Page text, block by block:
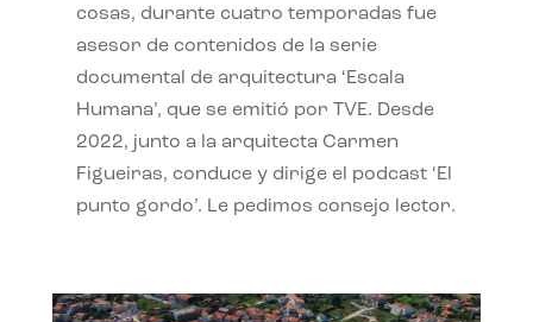
cosas, durante cuatro temporadas fue
asesor de contenidos de la serie
documental de arquitectura ‘Escala
Humana’, que se emitió por TVE. Desde
2022, junto a la arquitecta Carmen
Figueiras, conduce y dirige el podcast ‘El
punto gordo’. Le pedimos consejo lector.